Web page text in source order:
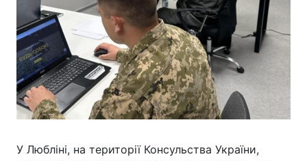
У Любліні, на території Консульства України,